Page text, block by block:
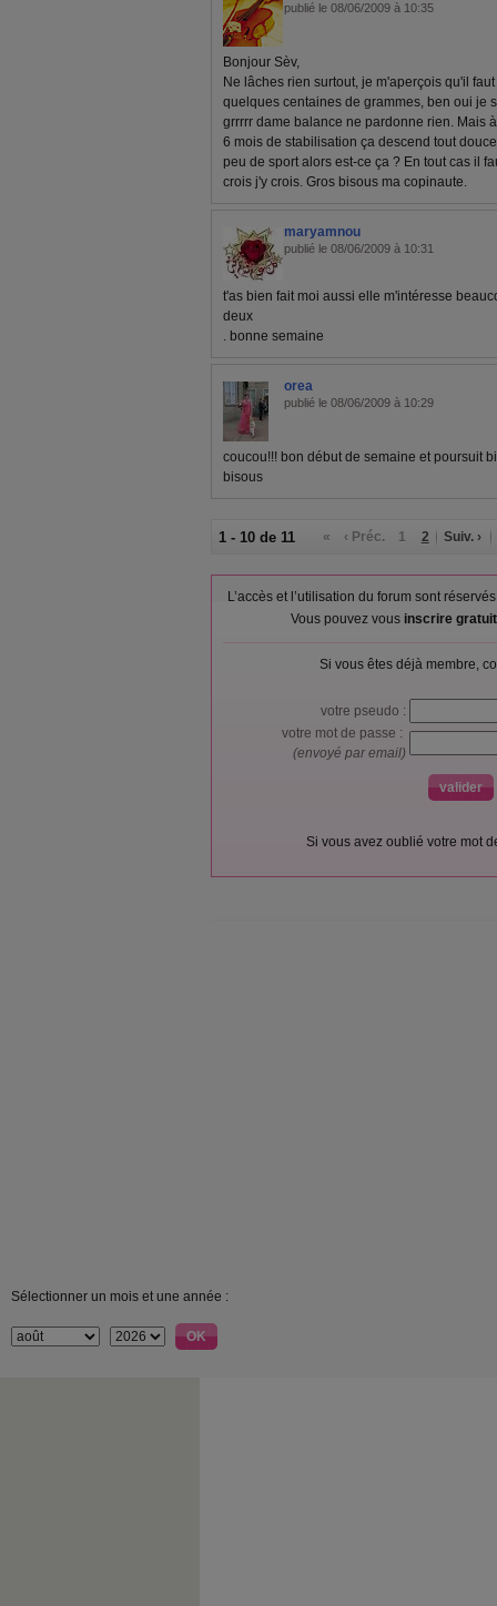
publié le 08/06/2009 à 10:35
Bonjour Sèv,
Ne lâches rien surtout, je m'aperçois qu'il
quelques centaines de grammes, ben oui je
grrrrr dame balance ne pardonne rien. Mais
6 mois de stabilisation ça descend tout
peu de sport alors est-ce ça ? En tout cas il
crois j'y crois. Gros bisous ma copinaute.
maryamnou
publié le 08/06/2009 à 10:31
t'as bien fait moi aussi elle m'intéresse
deux
. bonne semaine
orea
publié le 08/06/2009 à 10:29
coucou!!! bon début de semaine et poursuit
bisous
1 - 10 de 11 « ‹ Préc. 1 2 Suiv. ›
L’accès et l’utilisation du forum sont
Vous pouvez vous inscrire
Si vous êtes déjà membre,
votre pseudo :
votre mot de passe :
(envoyé par email)
Si vous avez oublié votre mot
Sélectionner un mois et une année :